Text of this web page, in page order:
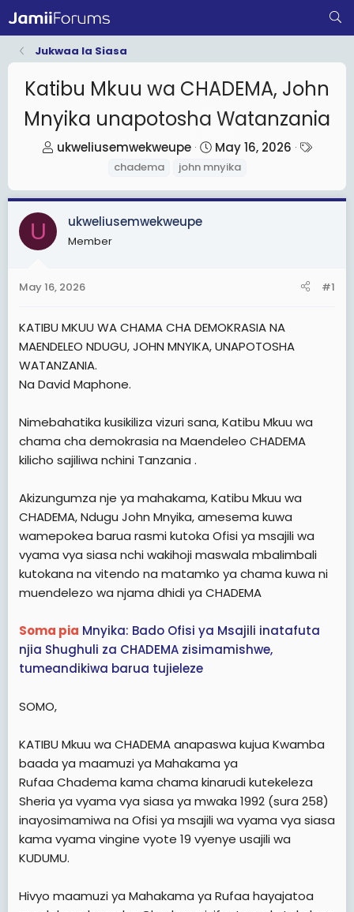
Jukwaa la Siasa
Katibu Mkuu wa CHADEMA, John
Mnyika unapotosha Watanzania
T
e
d
t
e
r
ukweliusemwekweupe
S
t
r
May 16, 2026
T
s
chadema john mnyika
U ukweliusemwekweupe
Member
May 16, 2026 #1
KATIBU MKUU WA CHAMA CHA DEMOKRASIA NA
MAENDELEO NDUGU, JOHN MNYIKA, UNAPOTOSHA
WATANZANIA.
Na David Maphone.
Nimebahatika kusikiliza vizuri sana, Katibu Mkuu wa
chama cha demokrasia na Maendeleo CHADEMA
kilicho sajiliwa nchini Tanzania .
Akizungumza nje ya mahakama, Katibu Mkuu wa
CHADEMA, Ndugu John Mnyika, amesema kuwa
wamepokea barua rasmi kutoka Ofisi ya msajili wa
vyama vya siasa nchi wakihoji maswala mbalimbali
kutokana na vitendo na matamko ya chama kuwa ni
muendelezo wa njama dhidi ya CHADEMA
Soma pia Mnyika: Bado Ofisi ya Msajili inatafuta
njia Shughuli za CHADEMA zisimamishwe,
tumeandikiwa barua tujieleze
SOMO,
KATIBU Mkuu wa CHADEMA anapaswa kujua Kwamba
baada ya maamuzi ya Mahakama ya
Rufaa Chadema kama chama kinarudi kutekeleza
Sheria ya vyama vya siasa ya mwaka 1992 (sura 258)
inayosimamiwa na Ofisi ya msajili wa vyama vya siasa
kama vyama vingine vyote 19 vyenye usajili wa
KUDUMU.
Hivyo maamuzi ya Mahakama ya Rufaa hayajatoa